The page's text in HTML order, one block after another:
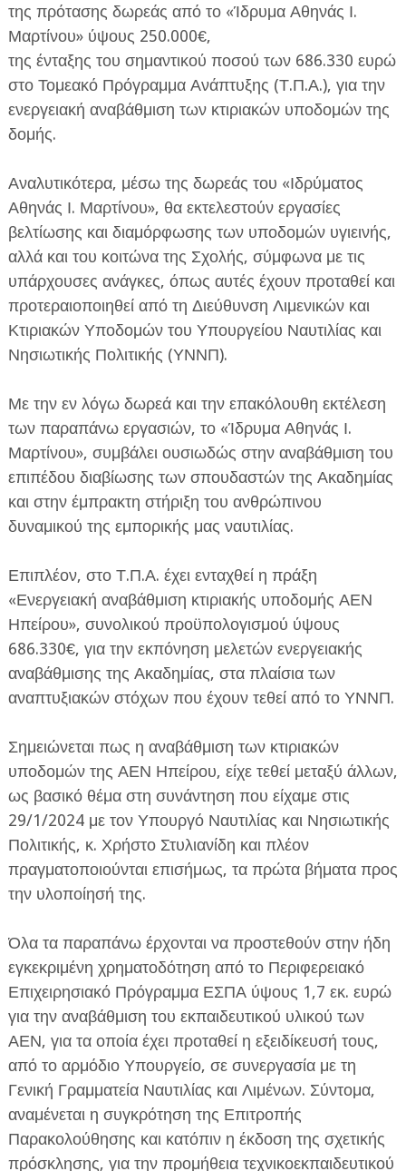
της πρότασης δωρεάς από το «Ίδρυμα Αθηνάς Ι.
Μαρτίνου» ύψους 250.000€,
της ένταξης του σημαντικού ποσού των 686.330 ευρώ
στο Τομεακό Πρόγραμμα Ανάπτυξης (Τ.Π.Α.), για την
ενεργειακή αναβάθμιση των κτιριακών υποδομών της
δομής.
Αναλυτικότερα, μέσω της δωρεάς του «Ιδρύματος
Αθηνάς Ι. Μαρτίνου», θα εκτελεστούν εργασίες
βελτίωσης και διαμόρφωσης των υποδομών υγιεινής,
αλλά και του κοιτώνα της Σχολής, σύμφωνα με τις
υπάρχουσες ανάγκες, όπως αυτές έχουν προταθεί και
προτεραιοποιηθεί από τη Διεύθυνση Λιμενικών και
Κτιριακών Υποδομών του Υπουργείου Ναυτιλίας και
Νησιωτικής Πολιτικής (ΥΝΝΠ).
Με την εν λόγω δωρεά και την επακόλουθη εκτέλεση
των παραπάνω εργασιών, το «Ίδρυμα Αθηνάς Ι.
Μαρτίνου», συμβάλει ουσιωδώς στην αναβάθμιση του
επιπέδου διαβίωσης των σπουδαστών της Ακαδημίας
και στην έμπρακτη στήριξη του ανθρώπινου
δυναμικού της εμπορικής μας ναυτιλίας.
Επιπλέον, στο Τ.Π.Α. έχει ενταχθεί η πράξη
«Ενεργειακή αναβάθμιση κτιριακής υποδομής ΑΕΝ
Ηπείρου», συνολικού προϋπολογισμού ύψους
686.330€, για την εκπόνηση μελετών ενεργειακής
αναβάθμισης της Ακαδημίας, στα πλαίσια των
αναπτυξιακών στόχων που έχουν τεθεί από το ΥΝΝΠ.
Σημειώνεται πως η αναβάθμιση των κτιριακών
υποδομών της ΑΕΝ Ηπείρου, είχε τεθεί μεταξύ άλλων,
ως βασικό θέμα στη συνάντηση που είχαμε στις
29/1/2024 με τον Υπουργό Ναυτιλίας και Νησιωτικής
Πολιτικής, κ. Χρήστο Στυλιανίδη και πλέον
πραγματοποιούνται επισήμως, τα πρώτα βήματα προς
την υλοποίησή της.
Όλα τα παραπάνω έρχονται να προστεθούν στην ήδη
εγκεκριμένη χρηματοδότηση από το Περιφερειακό
Επιχειρησιακό Πρόγραμμα ΕΣΠΑ ύψους 1,7 εκ. ευρώ
για την αναβάθμιση του εκπαιδευτικού υλικού των
ΑΕΝ, για τα οποία έχει προταθεί η εξειδίκευσή τους,
από το αρμόδιο Υπουργείο, σε συνεργασία με τη
Γενική Γραμματεία Ναυτιλίας και Λιμένων. Σύντομα,
αναμένεται η συγκρότηση της Επιτροπής
Παρακολούθησης και κατόπιν η έκδοση της σχετικής
πρόσκλησης, για την προμήθεια τεχνικοεκπαιδευτικού